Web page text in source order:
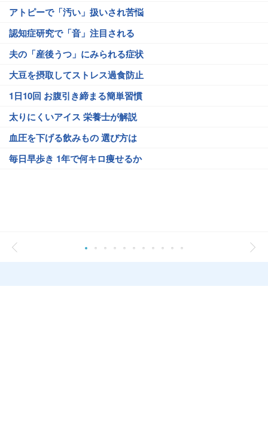
アトピーで「汚い」扱いされ苦悩
認知症研究で「音」注目される
夫の「産後うつ」にみられる症状
大豆を摂取してストレス過食防止
1日10回 お腹引き締まる簡単習慣
太りにくいアイス 栄養士が解説
血圧を下げる飲みもの 選び方は
毎日早歩き 1年で何キロ痩せるか